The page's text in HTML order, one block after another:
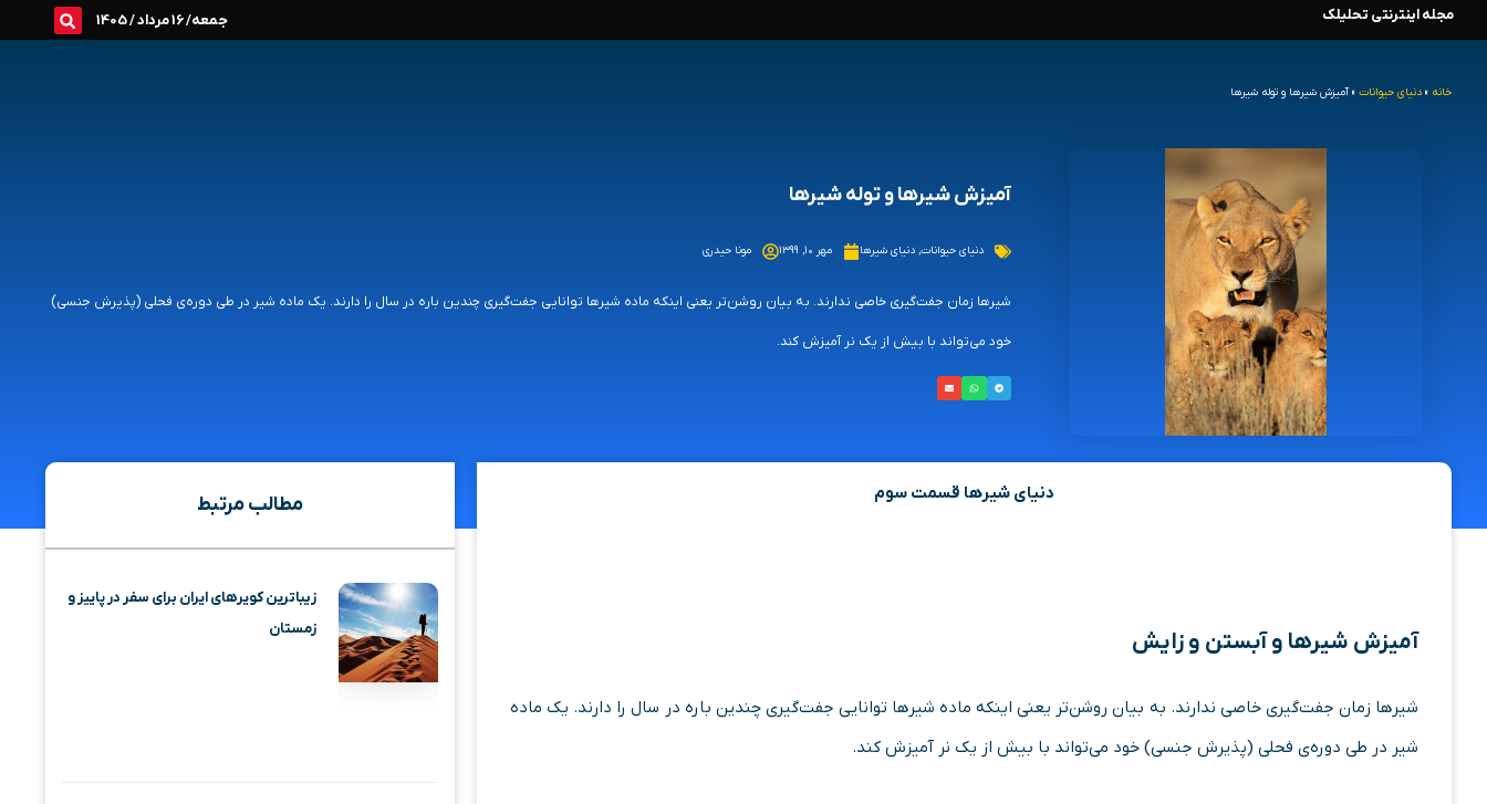
محتوا
مجله اینترنتی تحلیلک جمعه/ 16 مرداد / 1405
خانه » دنیای حیوانات » آمیزش شیرها و توله شیرها
آمیزش شیرها و توله شیرها
دنیای حیوانات, دنیای شیرها مهر ۱۰, ۱۳۹۹ مونا حیدری
شیرها زمان جفت­‌گیری خاصی ندارند. به بیان روشن‌­تر یعنی اینکه ماده شیرها توانایی جفت­‌گیری چندین باره در سال را دارند. یک ماده‌ شیر در طی دوره‌­ی فحلی (پذیرش جنسی)
خود می­‌تواند با بیش از یک نر آمیزش کند.
دنیای شیرها قسمت سوم
آمیزش شیرها و آبستن و زایش
شیرها زمان جفت­‌گیری خاصی ندارند. به بیان روشن‌­تر یعنی اینکه ماده شیرها توانایی جفت­‌گیری چندین باره در سال را دارند. یک ماده‌
شیر در طی دوره‌­ی فحلی (پذیرش جنسی) خود می­‌تواند با بیش از یک نر آمیزش کند.
مطالب مرتبط
زیباترین کویرهای ایران برای سفر در پاییز و
زمستان